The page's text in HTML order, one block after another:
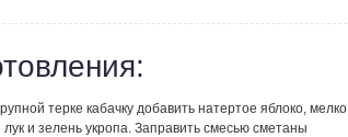
терке кабачку добавить натертое яблоко, мелко
и зелень укропа. Заправить смесью сметаны